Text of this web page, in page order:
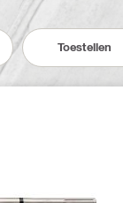
Toestellen